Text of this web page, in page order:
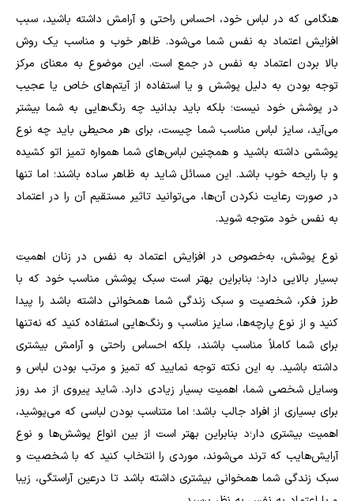
هنگامی که در لباس خود، احساس راحتی و آرامش داشته باشید، سبب
افزایش اعتماد به نفس شما می‌شود. ظاهر خوب و مناسب یک روش
بالا بردن اعتماد به نفس در جمع است. این موضوع به معنای مرکز
توجه بودن به دلیل پوشش و یا استفاده از آیتم‌های خاص یا عجیب
در پوشش خود نیست؛ بلکه باید بدانید چه رنگ‌هایی به شما بیشتر
می‌آید، سایز لباس مناسب شما چیست، برای هر محیطی باید چه نوع
پوششی داشته باشید و همچنین لباس‌های شما همواره تمیز اتو کشیده
و با رایحه خوب باشد. این مسائل شاید به ظاهر ساده باشند؛ اما تنها
در صورت رعایت نکردن آن‌ها، می‌توانید تاثیر مستقیم آن را در اعتماد
به نفس خود متوجه شوید.
نوع پوشش، به‌خصوص در افزایش اعتماد به نفس در زنان اهمیت
بسیار بالایی دارد؛ بنابراین بهتر است سبک پوشش مناسب خود که با
طرز فکر، شخصیت و سبک زندگی شما همخوانی داشته باشد را پیدا
کنید و از نوع پارچه‌ها، سایز مناسب و رنگ‌هایی استفاده کنید که نه‌تنها
برای شما کاملاً مناسب باشند، بلکه احساس راحتی و آرامش بیشتری
داشته باشید. به این نکته توجه نمایید که تمیز و مرتب بودن لباس و
وسایل شخصی شما، اهمیت بسیار زیادی دارد. شاید پیروی از مد روز
برای بسیاری از افراد جالب باشد؛ اما متناسب بودن لباسی که می‌پوشید،
اهمیت بیشتری دار؛د بنابراین بهتر است از بین انواع پوشش‌ها و نوع
آرایش‌هایب که ترند می‌شوند، موردی را انتخاب کنید که با شخصیت و
سبک زندگی شما همخوانی بیشتری داشته باشد تا درعین آراستگی، زیبا